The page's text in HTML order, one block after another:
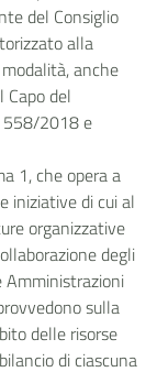
del Consiglio
alla
anche
Capo del
558/2018 e
1, che opera a
iniziative di cui al
organizzative
degli
sulla
delle risorse
di ciascuna